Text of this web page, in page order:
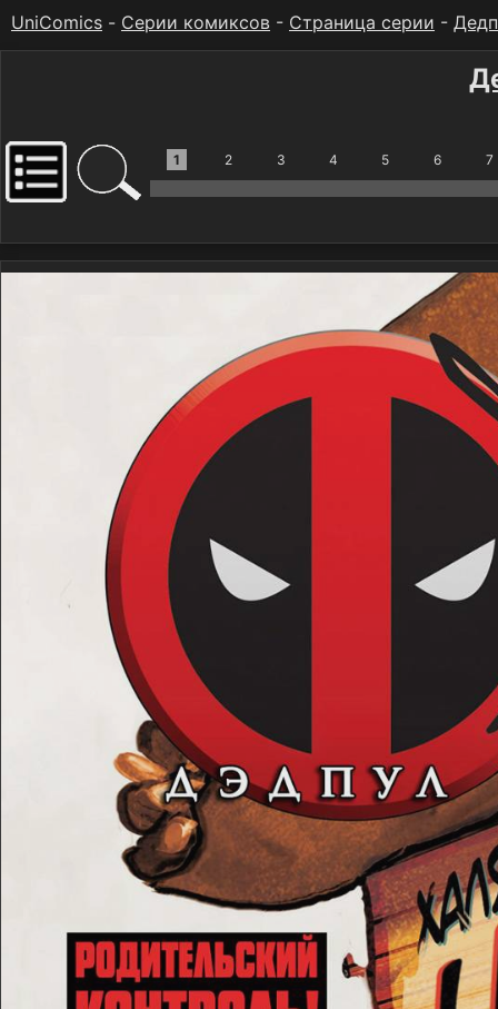
UniComics - Серии комиксов - Страница серии -
1 2 3 4 5 6 7